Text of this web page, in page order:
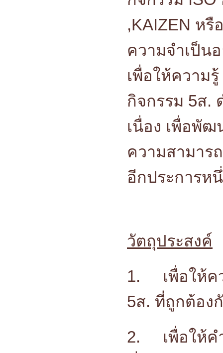
,KAIZEN หรื
ความจำเป็น
เพื่อให้ความ
กิจกรรม 5ส.
เนื่อง เพื่อพัฒ
ความสามาร
อีกประการห
วัตถุประสงค์
1.
เพื่อให้
5ส. ที่ถูกต้อง
2.
เพื่อให้